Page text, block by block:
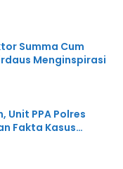
Summa Cum
Menginspirasi
Unit PPA Polres
Fakta Kasus